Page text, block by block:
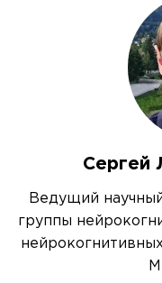
Сергей
Ведущий
группы